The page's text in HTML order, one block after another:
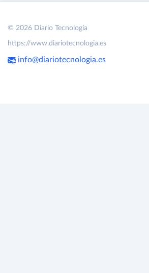
© 2026 Diario Tecnología
https://www.diariotecnologia.es
info@diariotecnologia.es